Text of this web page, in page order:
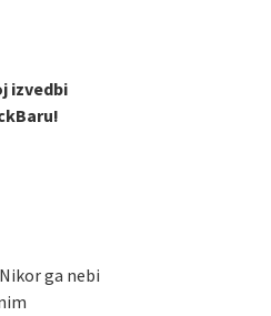
izvedbi
ga nebi